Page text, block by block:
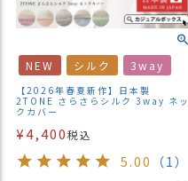
NEW シルク 3way
【2026年春夏新作】日本製
2TONE さらさらシルク 3way ネッ
クカバー
¥4,400税込
5.00 （1）